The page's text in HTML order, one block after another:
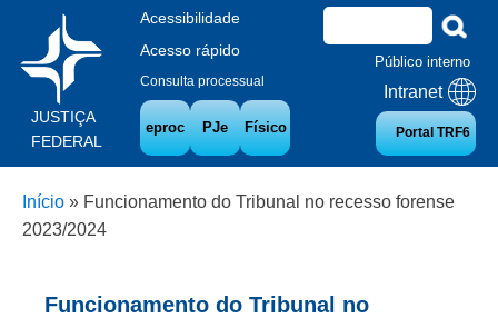
JUSTIÇA
FEDERAL
Acessibilidade
Acesso rápido
Consulta processual
eproc PJe Físico
Público interno
Intranet
Portal TRF6
Início » Funcionamento do Tribunal no recesso forense
2023/2024
Funcionamento do Tribunal no